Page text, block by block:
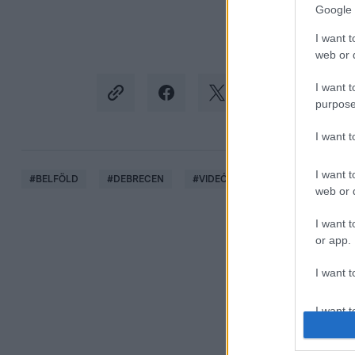
Google
I want
web or
I want
I want
I want
web or
I want
or app.
I want
I want
#BELFÖLD #DEBRECEN #VIDEÓ #